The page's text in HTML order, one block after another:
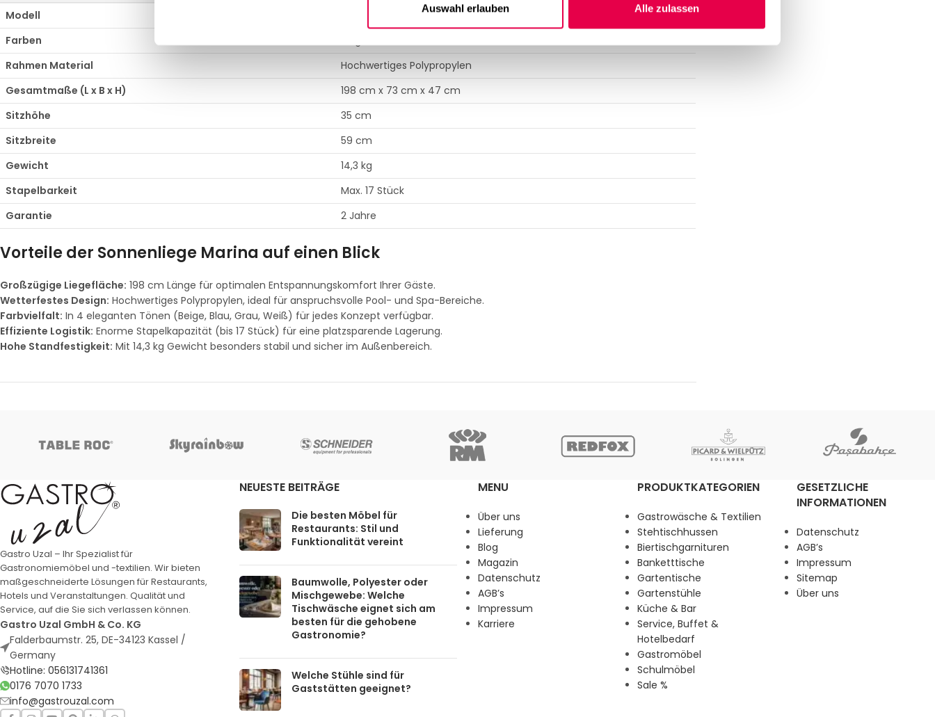
Auswahl erlauben Alle zulassen
Modell
Farben
Rahmen Material
Hochwertiges Polypropylen
Gesamtmaße (L x B x H)
198 cm x 73 cm x 47 cm
Sitzhöhe
35 cm
Sitzbreite
59 cm
Gewicht
14,3 kg
Stapelbarkeit
Max. 17 Stück
Garantie
2 Jahre
Vorteile der Sonnenliege Marina auf einen Blick
Großzügige Liegefläche: 198 cm Länge für optimalen Entspannungskomfort Ihrer Gäste.
Wetterfestes Design: Hochwertiges Polypropylen, ideal für anspruchsvolle Pool- und Spa-Bereiche.
Farbvielfalt: In 4 eleganten Tönen (Beige, Blau, Grau, Weiß) für jedes Konzept verfügbar.
Effiziente Logistik: Enorme Stapelkapazität (bis 17 Stück) für eine platzsparende Lagerung.
Hohe Standfestigkeit: Mit 14,3 kg Gewicht besonders stabil und sicher im Außenbereich.
Gastro Uzal – Ihr Spezialist für
Gastronomiemöbel und -textilien. Wir bieten
maßgeschneiderte Lösungen für Restaurants,
Hotels und Veranstaltungen. Qualität und
Service, auf die Sie sich verlassen können.
Gastro Uzal GmbH & Co. KG
Falderbaumstr. 25, DE-34123 Kassel /
Germany
Hotline: 056131741361
0176 7070 1733
info@gastrouzal.com
NEUESTE BEITRÄGE
Die besten Möbel für
Restaurants: Stil und
Funktionalität vereint
Baumwolle, Polyester oder
Mischgewebe: Welche
Tischwäsche eignet sich am
besten für die gehobene
Gastronomie?
Welche Stühle sind für
Gaststätten geeignet?
MENU
Über uns
Lieferung
Blog
Magazin
Datenschutz
AGB’s
Impressum
Karriere
PRODUKTKATEGORIEN
Gastrowäsche & Textilien
Stehtischhussen
Biertischgarnituren
Banketttische
Gartentische
Gartenstühle
Küche & Bar
Service, Buffet &
Hotelbedarf
Gastromöbel
Schulmöbel
Sale %
GESETZLICHE
INFORMATIONEN
Datenschutz
AGB’s
Impressum
Sitemap
Über uns